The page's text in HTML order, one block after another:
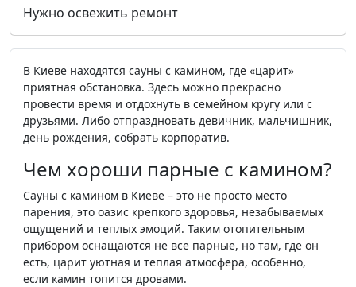
В Киеве находятся сауны с камином, где «царит»
приятная обстановка. Здесь можно прекрасно
провести время и отдохнуть в семейном кругу или с
друзьями. Либо отпраздновать девичник, мальчишник,
день рождения, собрать корпоратив.
Чем хороши парные с камином?
Сауны с камином в Киеве – это не просто место
парения, это оазис крепкого здоровья, незабываемых
ощущений и теплых эмоций. Таким отопительным
прибором оснащаются не все парные, но там, где он
есть, царит уютная и теплая атмосфера, особенно,
если камин топится дровами.
Нужно освежить ремонт